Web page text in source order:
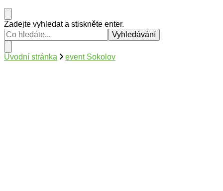
Hledáte
něco
?
Zadejte vyhledat a stiskněte enter.
Úvodní stránka event Sokolov